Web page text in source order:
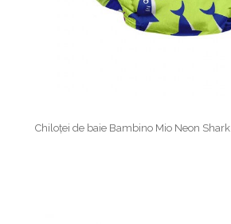
Chiloței de baie Bambino Mio Neon Shark